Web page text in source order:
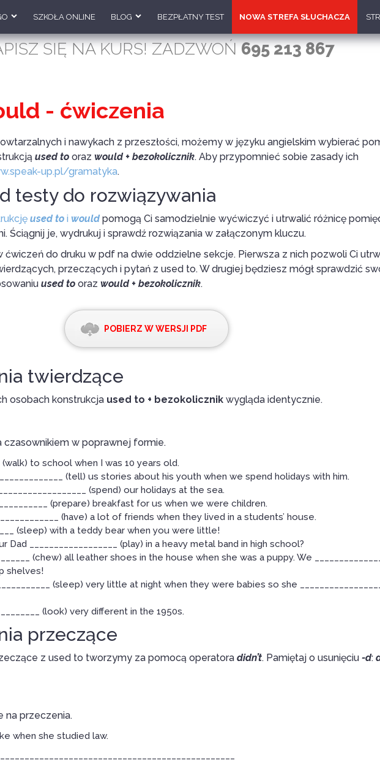
SZKOŁA ONLINE BLOG BEZPŁATNY TEST NOWA STREFA SŁUCHACZA
SIĘ NA KURS! ZADZWOŃ695 213 867
- ćwiczenia
i nawykach z przeszłości, możemy w języku angielskim wybierać
used to oraz would + bezokolicznik. Aby przypomnieć sobie zasady ich
up.pl/gramatyka.
testy do rozwiązywania
used toi wouldpomogą Ci samodzielnie wyćwiczyć i utrwalić różnicę
Ściągnij je, wydrukuj i sprawdź rozwiązania w załączonym kluczu.
ćwiczeń do druku w pdf na dwie oddzielne sekcje. Pierwsza z nich pozwoli Ci
przeczących i pytań z used to. W drugiej będziesz mógł sprawdzić
used tooraz would + bezokolicznik.
POBIERZ W WERSJI PDF
twierdzące
osobach konstrukcja used to + bezokolicznik wygląda identycznie.
czasownikiem w poprawnej formie.
(walk) to school when I was 10 years old.
(tell) us stories about his youth when we spend holidays with him.
(spend) our holidays at the sea.
(prepare) breakfast for us when we were children.
(have) a lot of friends when they lived in a students’ house.
(sleep) with a teddy bear when you were little!
Dad __________________ (play) in a heavy metal band in high school?
(chew) all leather shoes in the house when she was a puppy. We
shelves!
(sleep) very little at night when they were babies so she
(look) very different in the 1950s.
przeczące
z used to tworzymy za pomocą operatoradidn’t. Pamiętaj o usunięciu -d:
na przeczenia.
when she studied law.